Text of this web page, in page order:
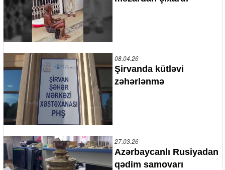
08.04.26
Şirvanda kütləvi
zəhərlənmə
27.03.26
Azərbaycanlı Rusiyadan
qədim samovarı